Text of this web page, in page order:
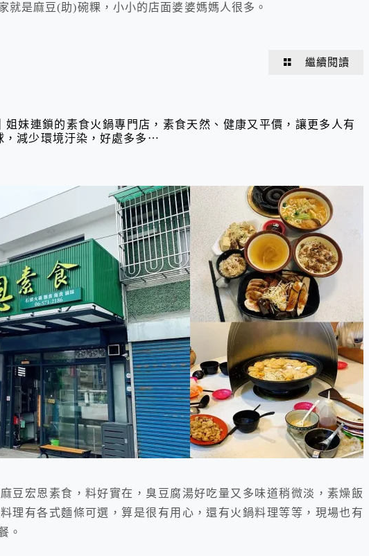
就是麻豆(助)碗粿，小小的店面婆婆媽媽人很多。
繼續閱讀
姐妹連鎖的素食火鍋專門店，素食天然、健康又平價，讓更多人有
，減少環境汙染，好處多多⋯
豆宏恩素食，料好實在，臭豆腐湯好吃量又多味道稍微淡，素燥飯
理有各式麵條可選，算是很有用心，還有火鍋料理等等，現場也有
。